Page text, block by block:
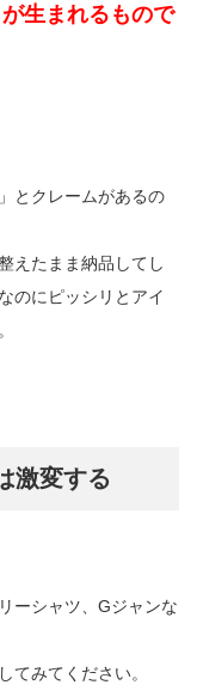
生まれるもので
とクレームがあるの
えたまま納品してし
のにピッシリとアイ
激変する
ーシャツ、Gジャンな
てみてください。